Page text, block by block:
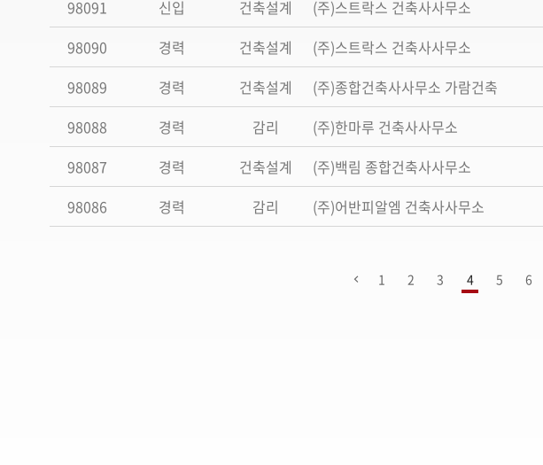
98091
신입 건축설계 (주)스트락스 건축사사무소
98090
경력 건축설계 (주)스트락스 건축사사무소
98089
경력 건축설계 (주)종합건축사사무소 가람건축
98088
경력 감리 (주)한마루 건축사사무소
98087
경력 건축설계 (주)백림 종합건축사사무소
98086
경력 감리 (주)어반피알엠 건축사사무소
1 2 3 4 5 6